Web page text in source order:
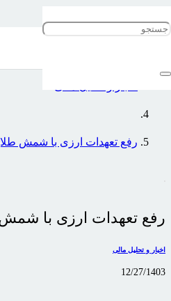
رفع تعهدات ارزی با شمش
رفع تعهدات ارزی با
اخبار و تحلیل مالی
12/27/1403